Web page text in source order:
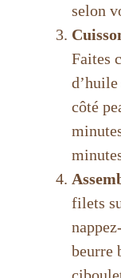
selon
Faites
côté
filets
beurre